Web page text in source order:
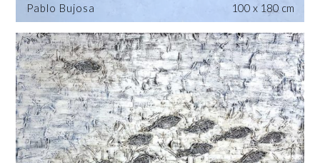
Pablo Bujosa
100 x 180 cm